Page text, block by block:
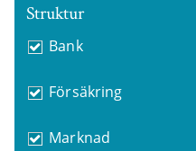
Struktur
Bank
Försäkring
Marknad